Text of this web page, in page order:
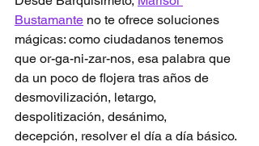
Bustamante no te ofrece soluciones
mágicas: como ciudadanos tenemos
que or-ga-ni-zar-nos, esa palabra que
da un poco de flojera tras años de
desmovilización, letargo,
despolitización, desánimo,
decepción, resolver el día a día básico.